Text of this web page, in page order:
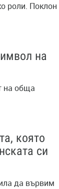
роли. Поклон
на
на обща
която
си
да вървим